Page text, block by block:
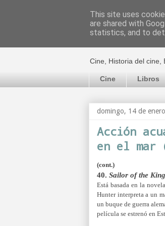
El
Cine, Historia del cine,
Cine Libros
domingo, 14 de
Acción
en el mar
(cont.)
40. Sailor of the King
Está basada en la novela
Hunter interpreta a un
un buque de guerra
película se estrenó en
This site uses
are shared with
statistics, and to